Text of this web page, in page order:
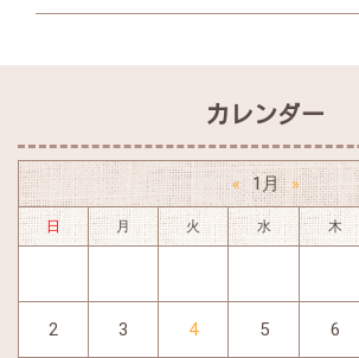
カレンダー
« 1月 »
日 月 火 水 木
2 3 4 5 6